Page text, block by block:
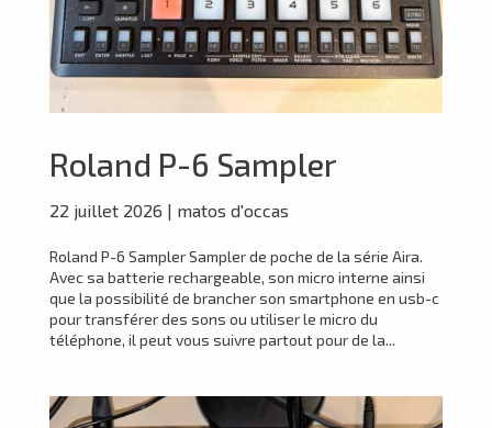
Roland P-6 Sampler
22 juillet 2026 | matos d'occas
Roland P-6 Sampler Sampler de poche de la série Aira.
Avec sa batterie rechargeable, son micro interne ainsi
que la possibilité de brancher son smartphone en usb-c
pour transférer des sons ou utiliser le micro du
téléphone, il peut vous suivre partout pour de la...